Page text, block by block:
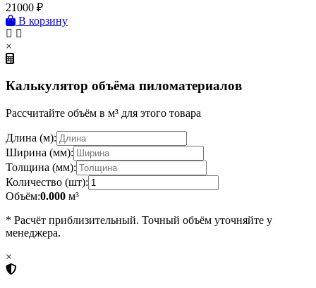
21000 ₽
В корзину
×
Калькулятор объёма пиломатериалов
Рассчитайте объём в м³ для этого товара
Длина (м):
Ширина (мм):
Толщина (мм):
Количество (шт):
Объём:0.000 м³
* Расчёт приблизительный. Точный объём уточняйте у
менеджера.
×